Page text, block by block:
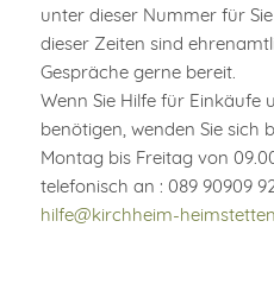
unter dieser Nummer für
dieser Zeiten sind
Gespräche gerne bereit.
Wenn Sie Hilfe für Einkäufe
benötigen, wenden Sie sich
Montag bis Freitag von
telefonisch an : 089 90909
hilfe@kirchheim-